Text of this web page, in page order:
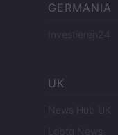
GERMANIA
Investieren24
UK
News Hub UK
Lgbtq News